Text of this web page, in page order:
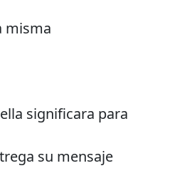
misma
significara para
su mensaje